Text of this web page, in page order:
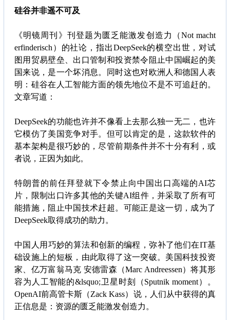
硅谷并非遥不可及
《明镜周刊》刊登题为匮乏能激发创造力（Not macht
erfinderisch）的社论，指出DeepSeek的横空出世，对试
图用贸易壁垒、出口管制和投资禁令阻止中国崛起的美
国来说，是一个坏消息。同时这也对欧洲人和德国人表
明：硅谷在人工智能方面的领先地位不是不可追赶的。
文章写道：
DeepSeek的功能也许并不像看上去那么独一无二，也许
它模仿了美国竞争对手。但可以肯定的是，这款软件的
基本架构是很巧妙的，尽管前期条件并不十分有利，或
者说，正因为如此。
特朗普的前任拜登就下令禁止向中国出口高端的AI芯
片，限制出口许多其他的关键AI组件，并采取了所有可
能措施，阻止中国技术赶超。可能正是这一切，成为了
DeepSeek取得成功的助力。
中国人用巧妙的算法和创新的编程，弥补了他们在IT基
础设施上的短板，由此取得了这一突破。美国科技投资
家、亿万富翁马克 安德雷森（Marc Andreessen）将其形
容为人工智能的&lsquo;卫星时刻（Sputnik moment）。
OpenAI前高管卡斯（Zack Kass）说，人们从中获得的真
正信息是：资源的匮乏能激发创造力。